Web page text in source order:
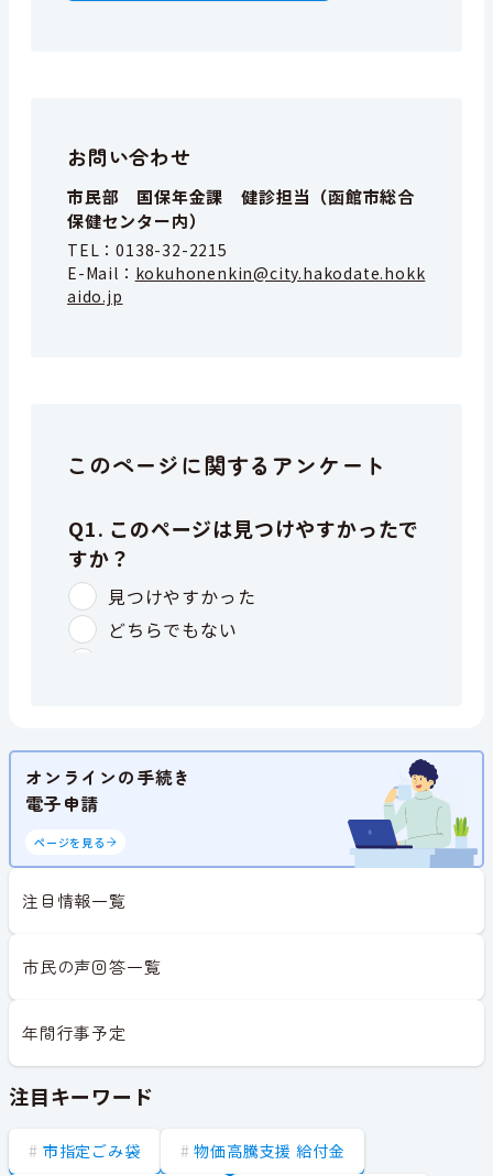
お問い合わせ
市民部 国保年金課 健診担当（函館市総合
保健センター内）
TEL：0138-32-2215
E-Mail： kokuhonenkin@city.hakodate.hokk
aido.jp
このページに関するアンケート
オンラインの手続き
電子申請
ページを見る
注目情報一覧
市民の声回答一覧
年間行事予定
注目キーワード
市指定ごみ袋 物価高騰支援 給付金